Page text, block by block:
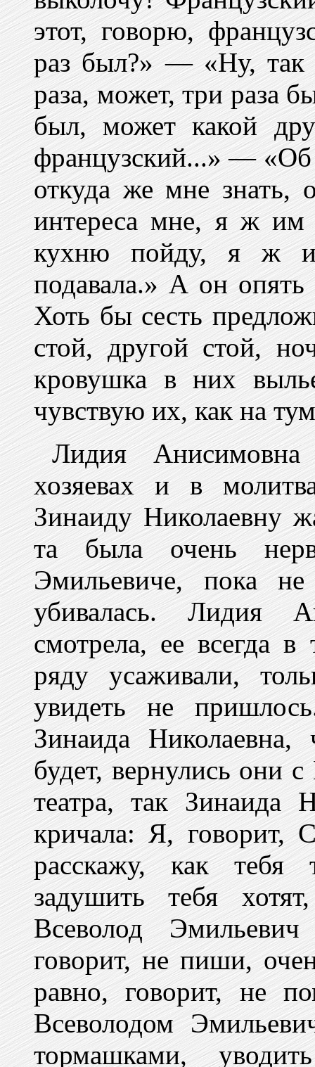
этот, говорю,
раз был?» — «Ну, так
раза, может, три раза
был, может какой
французский...» — «Об
откуда же мне
интереса мне, я ж
кухню пойду, я ж
подавала.» А он опять
Хоть бы сесть
стой, другой стой,
кровушка в них
чувствую их, как на
Лидия
хозяевах и в
Зинаиду Николаевну
та была очень
Эмильевиче, пока не
убивалась. Лидия
смотрела, ее всегда
ряду усаживали,
увидеть не
Зинаида
будет, вернулись они
театра, так Зинаида
кричала: Я, говорит,
расскажу, как тебя
задушить тебя
Всеволод
говорит, не пиши,
равно, говорит, не
Всеволодом
тормашками,